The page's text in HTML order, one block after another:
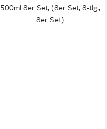
500ml 8er Set, (8er Set, 8-tlg.,
8er Set)